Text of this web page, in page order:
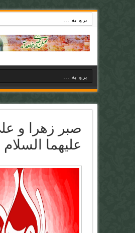
صبر زهرا و
علیهما السلام